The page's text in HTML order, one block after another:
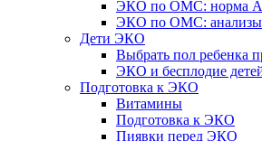
ЭКО по ОМС: норма
ЭКО по ОМС: анализы
Дети ЭКО
Выбрать пол ребенка
ЭКО и бесплодие
Подготовка к ЭКО
Витамины
Подготовка к ЭКО
Пиявки перед ЭКО